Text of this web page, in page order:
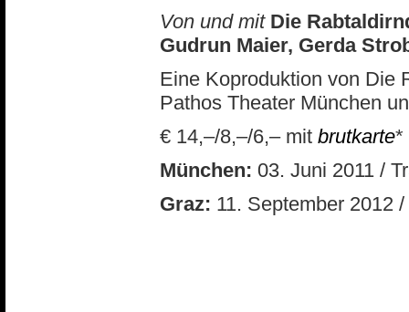
Von und mit Die
Gudrun Maier, Gerda
Eine Koproduktion von Die
Pathos Theater München
€ 14,–/8,–/6,– mit brutkarte*
München: 03. Juni 2011 /
Graz: 11. September 2012